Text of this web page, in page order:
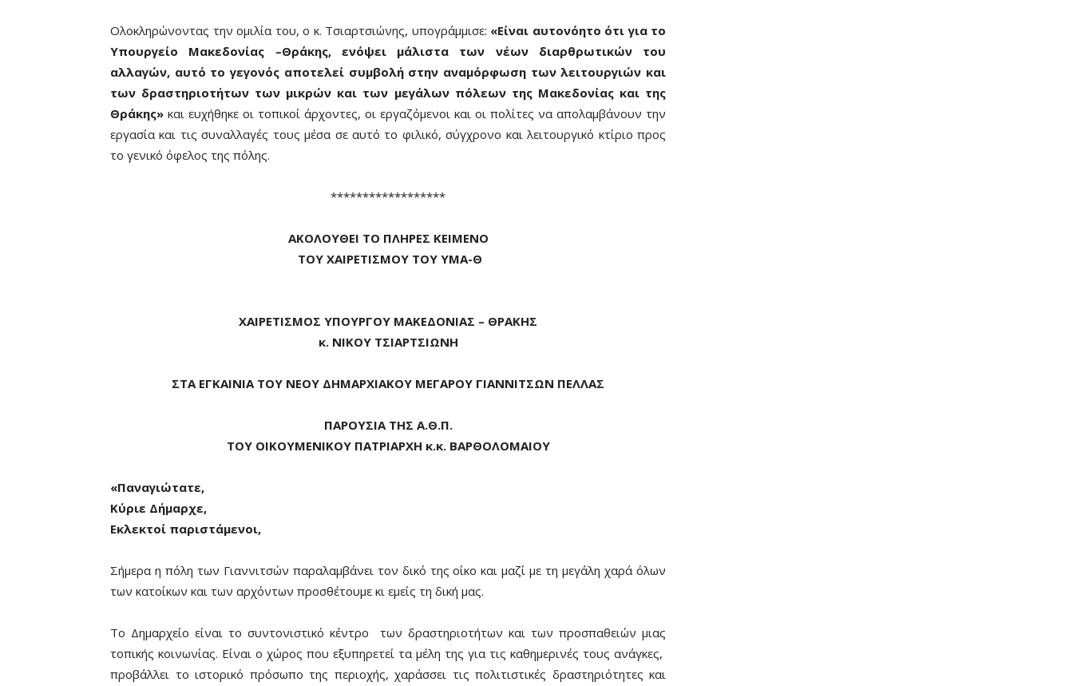
Ολοκληρώνοντας την ομιλία του, ο κ. Τσιαρτσιώνης, υπογράμμισε: «Είναι αυτονόητο ότι για το
Υπουργείο Μακεδονίας –Θράκης, ενόψει μάλιστα των νέων διαρθρωτικών του
αλλαγών, αυτό το γεγονός αποτελεί συμβολή στην αναμόρφωση των λειτουργιών και
των δραστηριοτήτων των μικρών και των μεγάλων πόλεων της Μακεδονίας και της
Θράκης» και ευχήθηκε οι τοπικοί άρχοντες, οι εργαζόμενοι και οι πολίτες να απολαμβάνουν την
εργασία και τις συναλλαγές τους μέσα σε αυτό το φιλικό, σύγχρονο και λειτουργικό κτίριο προς
το γενικό όφελος της πόλης.
******************
ΑΚΟΛΟΥΘΕΙ ΤΟ ΠΛΗΡΕΣ ΚΕΙΜΕΝΟ
ΤΟΥ ΧΑΙΡΕΤΙΣΜΟΥ ΤΟΥ ΥΜΑ-Θ
ΧΑΙΡΕΤΙΣΜΟΣ ΥΠΟΥΡΓΟΥ ΜΑΚΕΔΟΝΙΑΣ – ΘΡΑΚΗΣ
κ. ΝΙΚΟΥ ΤΣΙΑΡΤΣΙΩΝΗ
ΣΤΑ ΕΓΚΑΙΝΙΑ ΤΟΥ ΝΕΟΥ ΔΗΜΑΡΧΙΑΚΟΥ ΜΕΓΑΡΟΥ ΓΙΑΝΝΙΤΣΩΝ ΠΕΛΛΑΣ
ΠΑΡΟΥΣΙΑ ΤΗΣ Α.Θ.Π.
ΤΟΥ ΟΙΚΟΥΜΕΝΙΚΟΥ ΠΑΤΡΙΑΡΧΗ κ.κ. ΒΑΡΘΟΛΟΜΑΙΟΥ
«Παναγιώτατε,
Κύριε Δήμαρχε,
Εκλεκτοί παριστάμενοι,
Σήμερα η πόλη των Γιαννιτσών παραλαμβάνει τον δικό της οίκο και μαζί με τη μεγάλη χαρά όλων
των κατοίκων και των αρχόντων προσθέτουμε κι εμείς τη δική μας.
Το Δημαρχείο είναι το συντονιστικό κέντρο των δραστηριοτήτων και των προσπαθειών μιας
τοπικής κοινωνίας. Είναι ο χώρος που εξυπηρετεί τα μέλη της για τις καθημερινές τους ανάγκες,
προβάλλει το ιστορικό πρόσωπο της περιοχής, χαράσσει τις πολιτιστικές δραστηριότητες και